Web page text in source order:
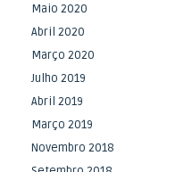
Maio 2020
Abril 2020
Março 2020
Julho 2019
Abril 2019
Março 2019
Novembro 2018